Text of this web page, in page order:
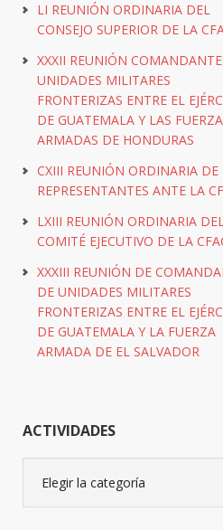
LI REUNIÓN ORDINARIA DEL
CONSEJO SUPERIOR DE LA
XXXII REUNIÓN
UNIDADES MILITARES
FRONTERIZAS ENTRE EL
DE GUATEMALA Y LAS
ARMADAS DE HONDURAS
CXIII REUNIÓN ORDINARIA DE
REPRESENTANTES ANTE LA
LXIII REUNIÓN ORDINARIA
COMITÉ EJECUTIVO DE LA
XXXIII REUNIÓN DE
DE UNIDADES MILITARES
FRONTERIZAS ENTRE EL
DE GUATEMALA Y LA FUERZA
ARMADA DE EL SALVADOR
ACTIVIDADES